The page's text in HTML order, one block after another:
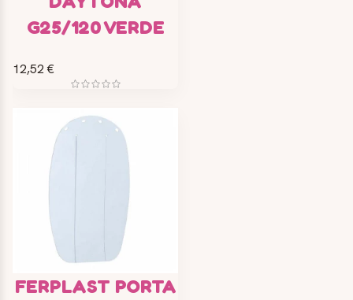
G25/120 VERDE
12,52 €
FERPLAST PORTA